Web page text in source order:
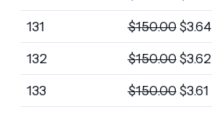
131 $150.00 $3.64
132 $150.00 $3.62
133 $150.00 $3.61